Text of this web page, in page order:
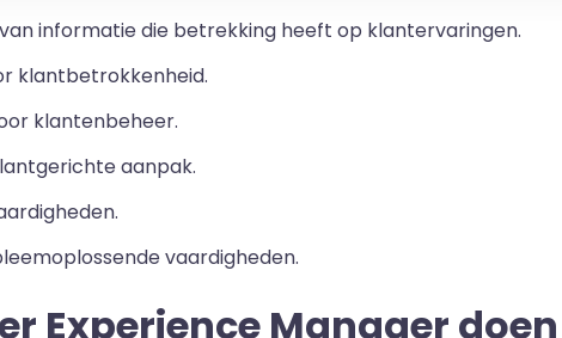
informatie die betrekking heeft op klantervaringen.
klantbetrokkenheid.
klantenbeheer.
aanpak.
vaardigheden.
Experience Manager